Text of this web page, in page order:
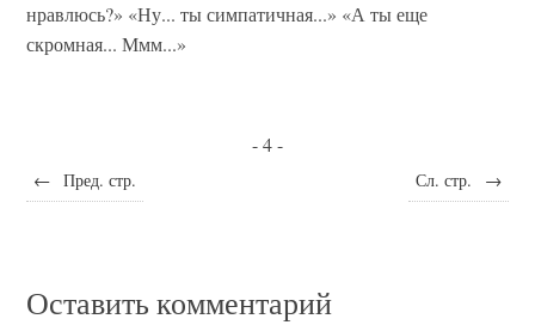
нравлюсь?» «Ну... ты симпатичная...» «А ты еще
скромная... Ммм...»
- 4 -
← Пред. стр. Сл. стр. →
Оставить комментарий